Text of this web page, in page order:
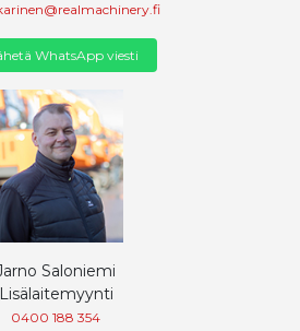
WhatsApp viesti
Saloniemi
Lisälaitemyynti
0400 188 354